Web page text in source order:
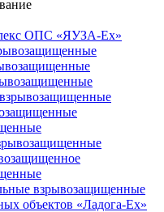
ОПС «ЯУЗА-Ех»
взрывозащищенные
объектов «Ладога-Ex»